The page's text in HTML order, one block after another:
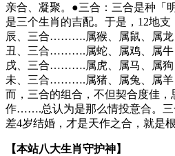
亲合、凝聚。●三合：三合是种「
是三个生肖的吉配。于是，12地
辰、三合……….属猴、属鼠、属龙
丑、三合……….属蛇、属鸡、属牛
戌、三合……….属虎、属马、属狗
未、三合……….属猪、属兔、属羊
而，三合的组合，不但契合度佳
作…….总认为是那么情投意合。三
差4岁结婚，才是天作之合，就是
【本站八大生肖守护神】